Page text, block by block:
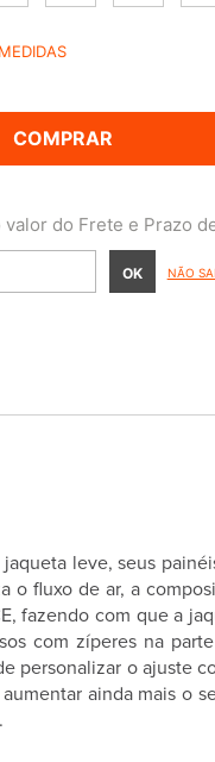
COMPRAR
NÃO
leve, seus
o fluxo de ar, a
fazendo com que a
com zíperes na
personalizar o ajuste
ainda mais o